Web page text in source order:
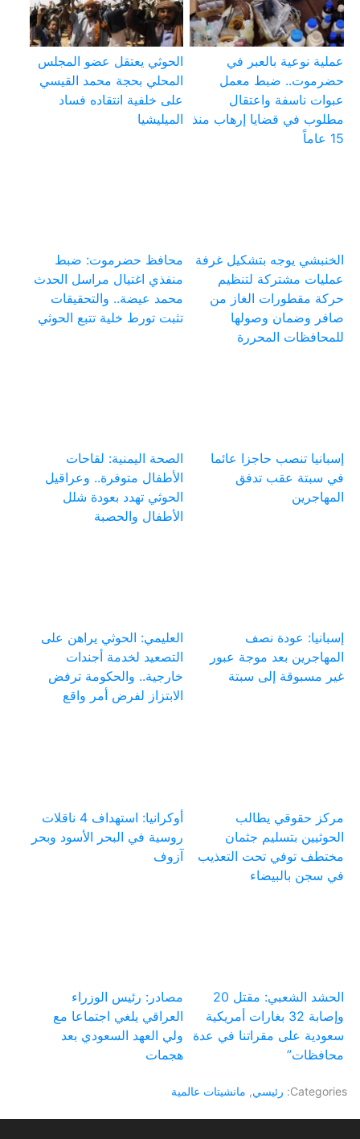
عملية نوعية بالعبر في
حضرموت.. ضبط معمل
عبوات ناسفة واعتقال
مطلوب في قضايا إرهاب منذ
15 عاماً
الحوثي يعتقل عضو المجلس
المحلي بحجة محمد القيسي
على خلفية انتقاده فساد
الميليشيا
الخنبشي يوجه بتشكيل غرفة
عمليات مشتركة لتنظيم
حركة مقطورات الغاز من
صافر وضمان وصولها
للمحافظات المحررة
محافظ حضرموت: ضبط
منفذي اغتيال مراسل الحدث
محمد عيضة.. والتحقيقات
تثبت تورط خلية تتبع الحوثي
إسبانيا تنصب حاجزا عائما
في سبتة عقب تدفق
المهاجرين
الصحة اليمنية: لقاحات
الأطفال متوفرة.. وعراقيل
الحوثي تهدد بعودة شلل
الأطفال والحصبة
إسبانيا: عودة نصف
المهاجرين بعد موجة عبور
غير مسبوقة إلى سبتة
العليمي: الحوثي يراهن على
التصعيد لخدمة أجندات
خارجية.. والحكومة ترفض
الابتزاز لفرض أمر واقع
مركز حقوقي يطالب
الحوثيين بتسليم جثمان
مختطف توفي تحت التعذيب
في سجن بالبيضاء
أوكرانيا: استهداف 4 ناقلات
روسية في البحر الأسود وبحر
آزوف
الحشد الشعبي: مقتل 20
وإصابة 32 بغارات أمريكية
سعودية على مقراتنا في عدة
محافظات”
مصادر: رئيس الوزراء
العراقي يلغي اجتماعا مع
ولي العهد السعودي بعد
هجمات
Categories: رئيسي, مانشيتات عالمية